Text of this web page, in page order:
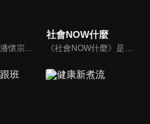
跟著詹姆士和潘懷宗博士就能輕鬆學料理！只是品嚐美食之餘，身體健康也要懂得把關，每集都會傳授生活健康資訊，破除一般飲食迷思，讓大家吃得美味、活得健康！
社會NOW什麼
《社會NOW什麼》是一檔探討社會案件、時事的節目，為你揭開社會案件的來龍去脈，犯罪人的心理解析。